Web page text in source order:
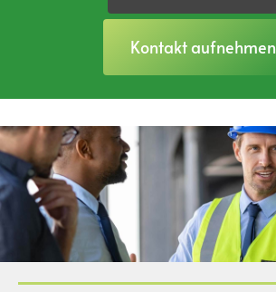
Kontakt aufnehmen